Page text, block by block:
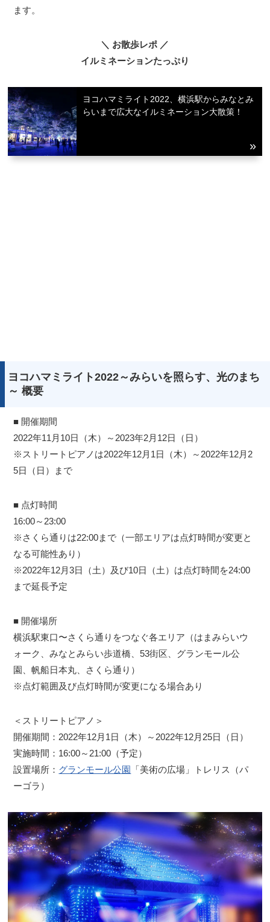
ます。
＼ お散歩レポ ／
イルミネーションたっぷり
ヨコハマミライト2022、横浜駅からみなとみ
らいまで広大なイルミネーション大散策！
ヨコハマミライト2022～みらいを照らす、光のまち
～ 概要
■ 開催期間
2022年11月10日（木）～2023年2月12日（日）
※ストリートピアノは2022年12月1日（木）～2022年12月2
5日（日）まで
■ 点灯時間
16:00～23:00
※さくら通りは22:00まで（一部エリアは点灯時間が変更と
なる可能性あり）
※2022年12月3日（土）及び10日（土）は点灯時間を24:00
まで延長予定
■ 開催場所
横浜駅東口〜さくら通りをつなぐ各エリア（はまみらいウ
ォーク、みなとみらい歩道橋、53街区、グランモール公
園、帆船日本丸、さくら通り）
※点灯範囲及び点灯時間が変更になる場合あり
＜ストリートピアノ＞
開催期間：2022年12月1日（木）～2022年12月25日（日）
実施時間：16:00～21:00（予定）
設置場所： グランモール公園 「美術の広場」トレリス（パ
ーゴラ）